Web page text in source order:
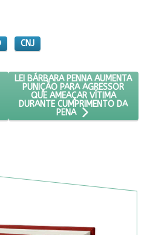
CNJ
DE SERVIDORES COLOCA
PRÓXIMO ARTIGO: LEI BÁRBARA
LEI BÁRBARA PENNA AUMENTA
PUNIÇÃO PARA AGRESSOR
QUE AMEAÇAR VÍTIMA
DURANTE CUMPRIMENTO DA
PENA